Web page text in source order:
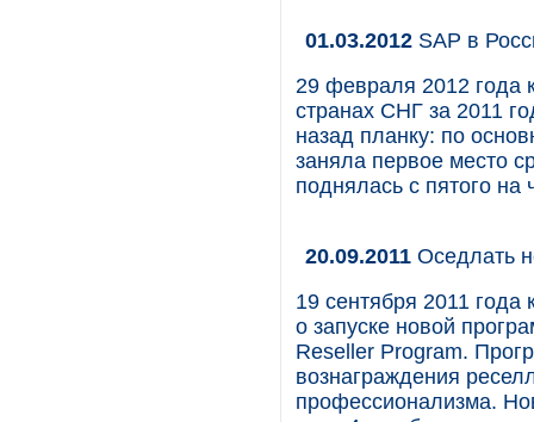
01.03.2012 SAP в
29 февраля 2012 года
странах СНГ за 2011
назад планку: по
заняла первое место
поднялась с пятого на
20.09.2011 Оседлать
19 сентября 2011
о запуске новой
Reseller Program.
вознаграждения
профессионализма.